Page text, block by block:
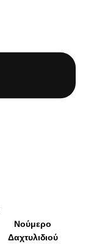
Νούμερο
Δαχτυλιδιού